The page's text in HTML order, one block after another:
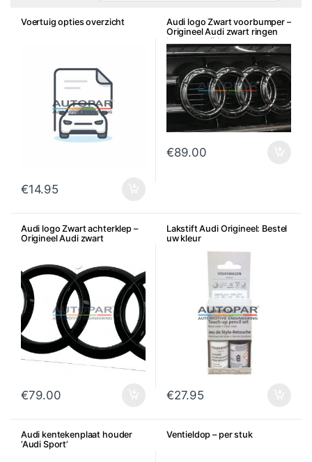
Voertuig opties overzicht
€14.95
Audi logo Zwart voorbumper –
Origineel Audi zwart ringen
logo voorzijde
€89.00
Audi logo Zwart achterklep –
Origineel Audi zwart
€79.00
Lakstift Audi Origineel: Bestel
uw kleur
€27.95
Audi kentekenplaat houder
‘Audi Sport’
Ventieldop – per stuk